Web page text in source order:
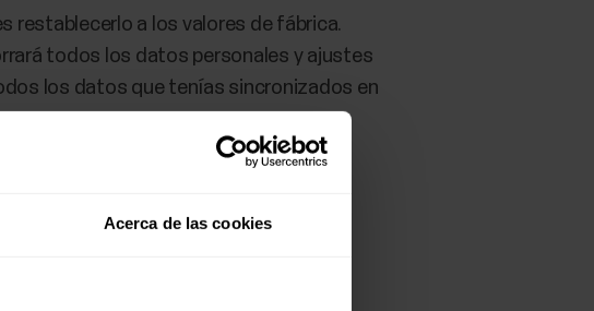
Acerca de las cookies
restablecerlo a los valores de fábrica.
todos los datos personales y ajustes
los datos que tenías sincronizados en